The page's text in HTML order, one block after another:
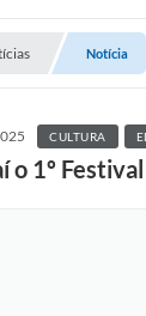
Notícia
CULTURA
o 1º